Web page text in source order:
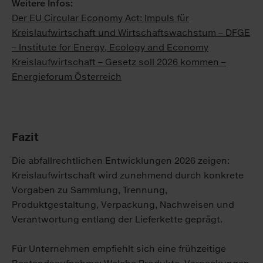
Weitere Infos:
Der EU Circular Economy Act: Impuls für
Kreislaufwirtschaft und Wirtschaftswachstum – DFGE
– Institute for Energy, Ecology and Economy
Kreislaufwirtschaft – Gesetz soll 2026 kommen –
Energieforum Österreich
Fazit
Die abfallrechtlichen Entwicklungen 2026 zeigen:
Kreislaufwirtschaft wird zunehmend durch konkrete
Vorgaben zu Sammlung, Trennung,
Produktgestaltung, Verpackung, Nachweisen und
Verantwortung entlang der Lieferkette geprägt.
Für Unternehmen empfiehlt sich eine frühzeitige